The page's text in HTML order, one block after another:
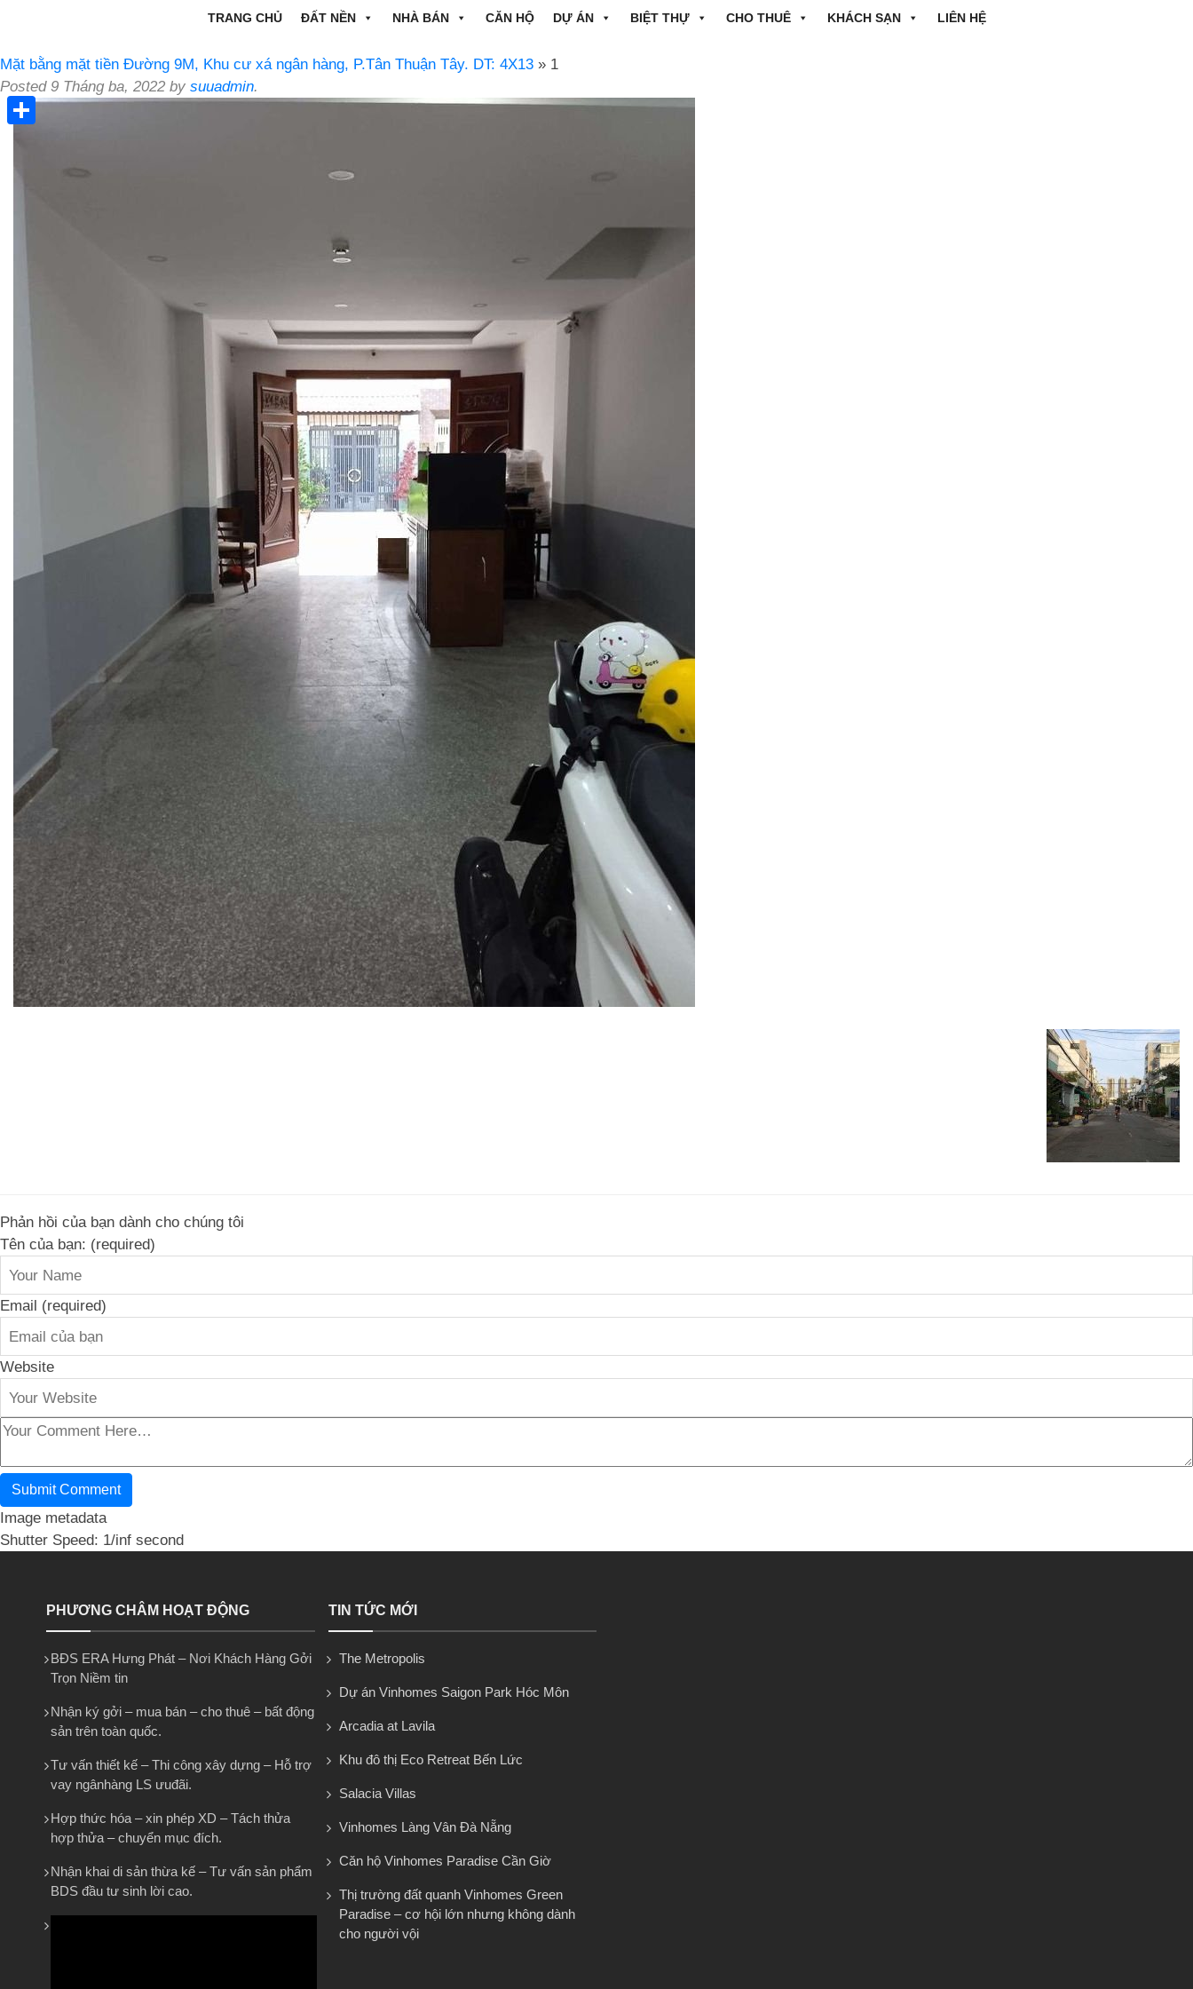
TRANG CHỦ ĐẤT NỀN NHÀ BÁN CĂN HỘ DỰ ÁN BIỆT THỰ CHO THUÊ KHÁCH SẠN LIÊN HỆ
Mặt bằng mặt tiền Đường 9M, Khu cư xá ngân hàng, P.Tân Thuận Tây. DT: 4X13 » 1
Posted 9 Tháng ba, 2022 by suuadmin.
Phản hồi của bạn dành cho chúng tôi
Tên của bạn: (required)
Email (required)
Website
Image metadata
Shutter Speed: 1/inf second
PHƯƠNG CHÂM HOẠT ĐỘNG
BĐS ERA Hưng Phát – Nơi Khách Hàng Gởi
Trọn Niềm tin
Nhận ký gởi – mua bán – cho thuê – bất động
sản trên toàn quốc.
Tư vấn thiết kế – Thi công xây dựng – Hỗ trợ
vay ngânhàng LS ưuđãi.
Hợp thức hóa – xin phép XD – Tách thửa
hợp thửa – chuyển mục đích.
Nhận khai di sản thừa kế – Tư vấn sản phẩm
BDS đầu tư sinh lời cao.
TIN TỨC MỚI
The Metropolis
Dự án Vinhomes Saigon Park Hóc Môn
Arcadia at Lavila
Khu đô thị Eco Retreat Bến Lức
Salacia Villas
Vinhomes Làng Vân Đà Nẵng
Căn hộ Vinhomes Paradise Cần Giờ
Thị trường đất quanh Vinhomes Green
Paradise – cơ hội lớn nhưng không dành
cho người vội